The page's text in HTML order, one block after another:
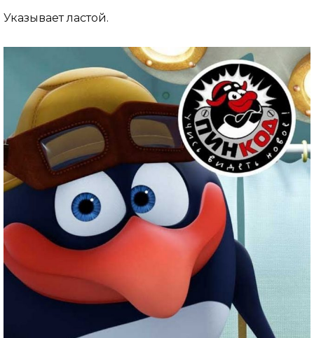
Указывает ластой.